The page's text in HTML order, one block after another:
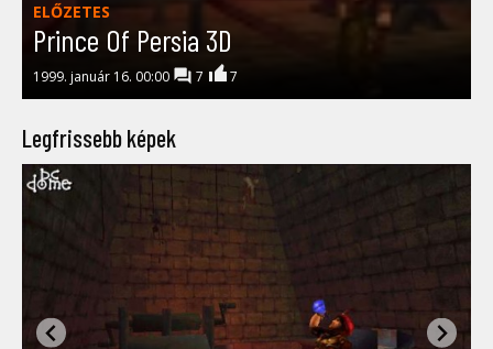
ELŐZETES
Prince Of Persia 3D
1999. január 16. 00:00 7 7
Legfrissebb képek